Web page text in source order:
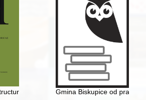
: katalog wystawy rękopisów w
of fortifications of the early medieval
Gmina Biskupice od